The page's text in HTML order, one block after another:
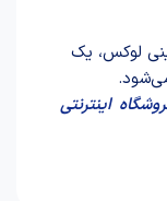
لوکس، یک
اینترنتی